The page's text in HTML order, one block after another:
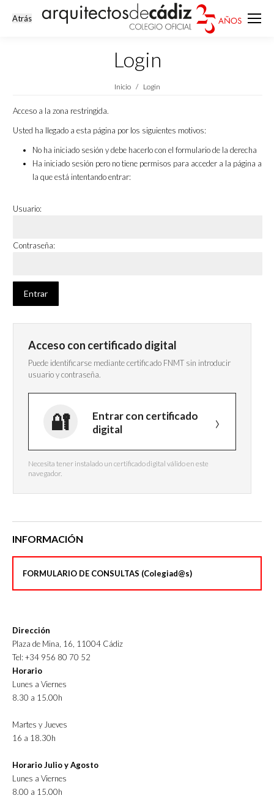
Login
Estás aquí:
Inicio Login
Acceso a la zona restringida.
Usted ha llegado a esta página por los siguientes motivos:
No ha iniciado sesión y debe hacerlo con el formulario de la derecha
Ha iniciado sesión pero no tiene permisos para acceder a la página a
la que está intentando entrar:
Usuario:
Contraseña:
Acceso con certificado digital
Puede identificarse mediante certificado FNMT sin introducir
usuario y contraseña.
Entrar con certificado
digital
Necesita tener instalado un certificado digital válido en este
navegador.
INFORMACIÓN
FORMULARIO DE CONSULTAS (Colegiad@s)
Dirección
Plaza de Mina, 16, 11004 Cádiz
Tel: +34 956 80 70 52
Horario
Lunes a Viernes
8.30 a 15.00h
Martes y Jueves
16 a 18.30h
Horario Julio y Agosto
Lunes a Viernes
8.00 a 15.00h